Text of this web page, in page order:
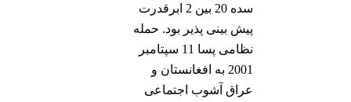
سده 20 بین 2 ابرقدرت
پیش بینی پذیر بود. حمله
نظامی پسا 11 سپتامبر
2001 به افغانستان و
عراق آشوب اجتماعی